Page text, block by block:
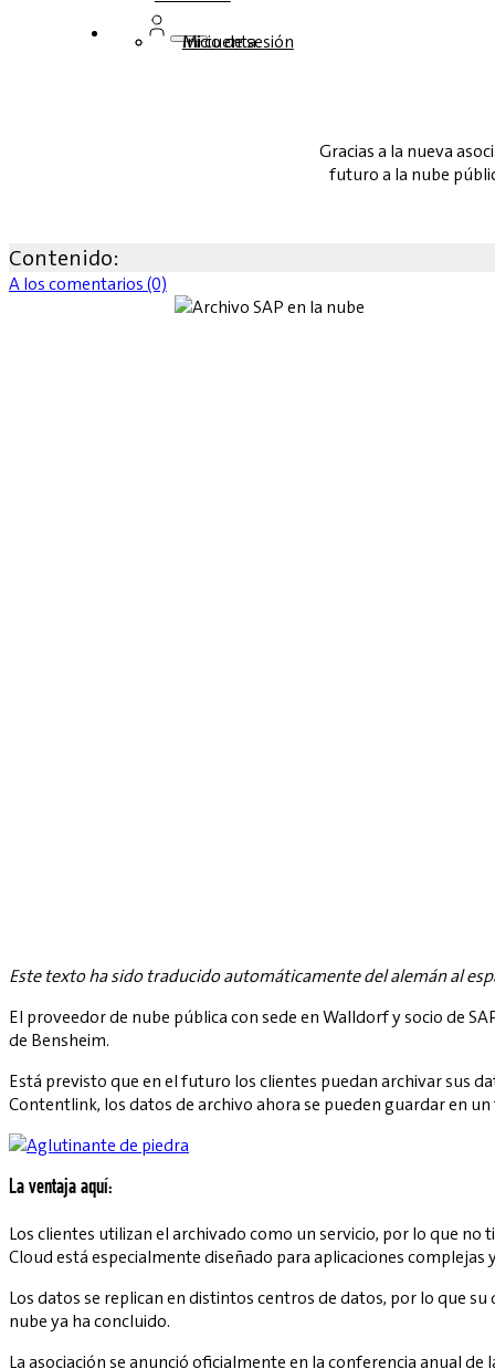
Inicio de sesión
Mi cuenta
Gracias a la nueva
futuro a la nube
Contenido:
A los comentarios (0)
Este texto ha sido traducido automáticamente del alemán al
El proveedor de nube pública con sede en Walldorf y socio de
de Bensheim.
Está previsto que en el futuro los clientes puedan archivar sus
Contentlink, los datos de archivo ahora se pueden guardar en
La ventaja aquí:
Los clientes utilizan el archivado como un servicio, por lo que
Cloud está especialmente diseñado para aplicaciones complejas
Los datos se replican en distintos centros de datos, por lo que
nube ya ha concluido.
La asociación se anunció oficialmente en la conferencia anual